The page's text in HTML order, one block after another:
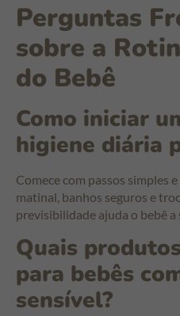
Perguntas
sobre a
do Bebê
Como iniciar
higiene diária
Comece com passos simples
matinal, banhos seguros e
previsibilidade ajuda o bebê a
Quais
para bebês
sensível?